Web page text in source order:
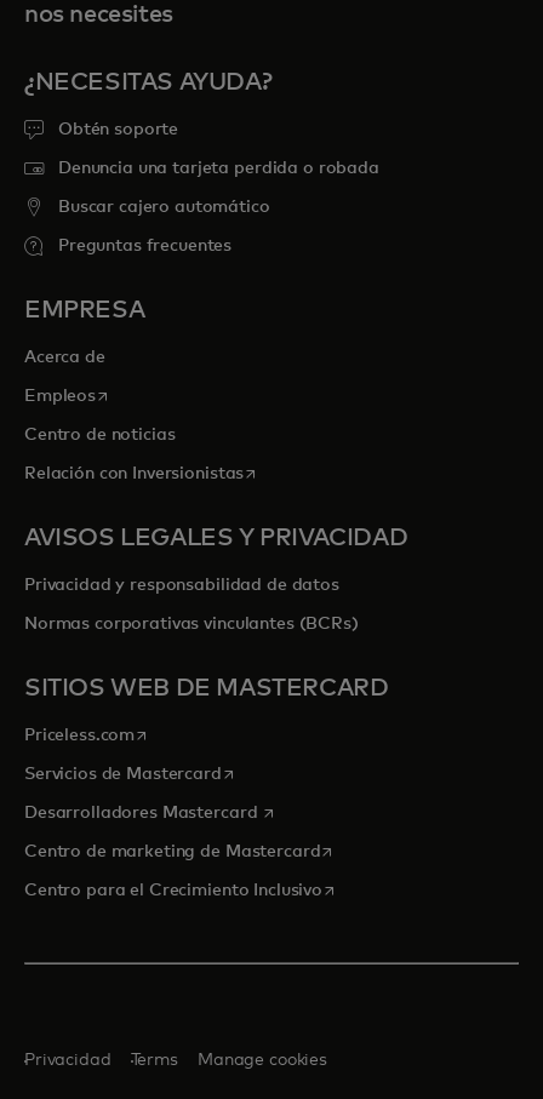
nos necesites
¿NECESITAS AYUDA?
Obtén soporte
Denuncia una tarjeta perdida o robada
Buscar cajero automático
Preguntas frecuentes
EMPRESA
Acerca de
Empleosse abre en una pestaña nueva
Centro de noticias
Relación con Inversionistasse abre en una pestaña nueva
AVISOS LEGALES Y PRIVACIDAD
Privacidad y responsabilidad de datos
Normas corporativas vinculantes (BCRs)
SITIOS WEB DE MASTERCARD
Priceless.com se abre en una pestaña nueva
Servicios de Mastercardse abre en una pestaña nueva
Desarrolladores Mastercard se abre en una pestaña nueva
Centro de marketing de Mastercardse abre en una pestaña
Centro para el Crecimiento Inclusivose abre en una pestaña
Privacidad Terms Manage cookies